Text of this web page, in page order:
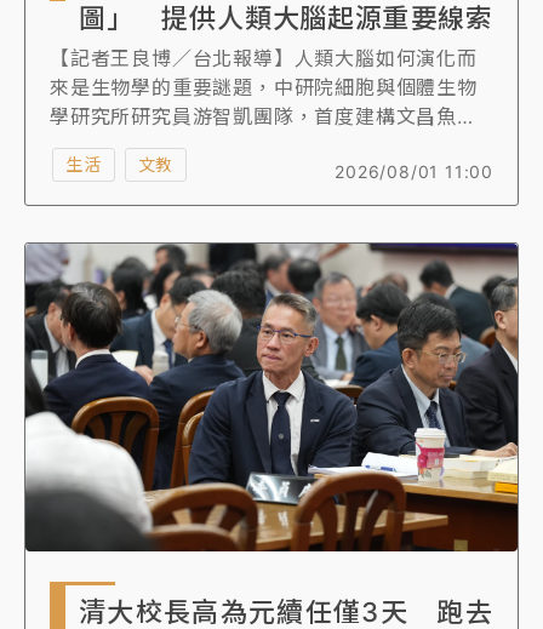
圖」 提供人類大腦起源重要線索
【記者王良博／台北報導】人類大腦如何演化而
來是生物學的重要謎題，中研院細胞與個體生物
學研究所研究員游智凱團隊，首度建構文昌魚大
腦的「3D空間細胞類型圖譜」，發現負責人類思
考、記憶與決策等高階認知功能的大腦皮質，並
非共同祖先脊索動物原有的構造，而是演化過程
研究成果近期發表於國際期刊《科學進展》
（Science Advances）。
2026/08/01 11:00
生活 文教
清大校長高為元續任僅3天 跑去